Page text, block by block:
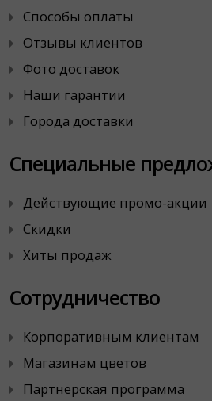
Способы оплаты
Отзывы клиентов
Фото доставок
Наши гарантии
Города доставки
Специальные
Действующие промо-акции
Скидки
Хиты продаж
Сотрудничество
Корпоративным клиентам
Магазинам цветов
Партнерская программа